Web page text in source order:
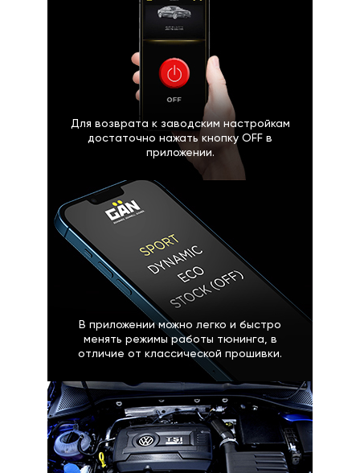
Для возврата к заводским настройкам
достаточно нажать кнопку OFF в
приложении.
В приложении можно легко и быстро
менять режимы работы тюнинга, в
отличие от классической прошивки.